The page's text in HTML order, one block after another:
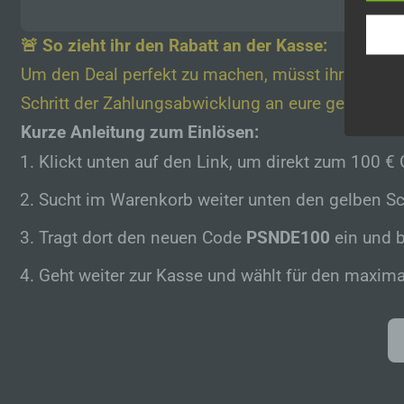
🚨 So zieht ihr den Rabatt an der Kasse:
Um den Deal perfekt zu machen, müsst ihr im
Schritt der Zahlungsabwicklung an eure gewählte
Kurze Anleitung zum Einlösen:
Klickt unten auf den Link, um direkt zum 100 €
Sucht im Warenkorb weiter unten den gelben
Tragt dort den neuen Code PSNDE100 ein und
Geht weiter zur Kasse und wählt für den
Die